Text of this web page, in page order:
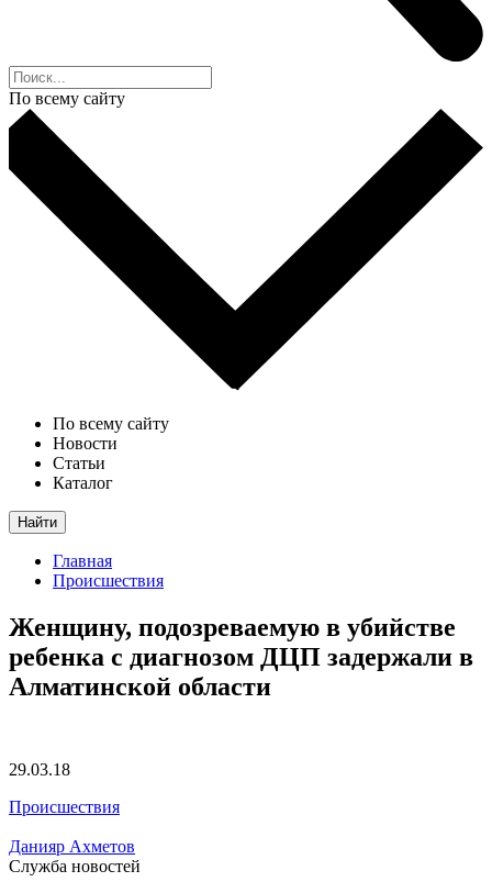
По всему сайту
По всему сайту
Новости
Статьи
Каталог
Найти
Главная
Происшествия
Женщину, подозреваемую в убийстве
ребенка с диагнозом ДЦП задержали в
Алматинской области
29.03.18
Происшествия
Данияр Ахметов
Служба новостей